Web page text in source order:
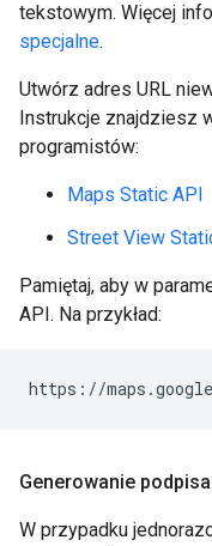
tekstowym. Więcej
specjalne.
Utwórz adres URL
Instrukcje znajdziesz
programistów:
Maps Static API
Street View
Pamiętaj, aby w
API. Na przykład:
https://
Generowanie
W przypadku